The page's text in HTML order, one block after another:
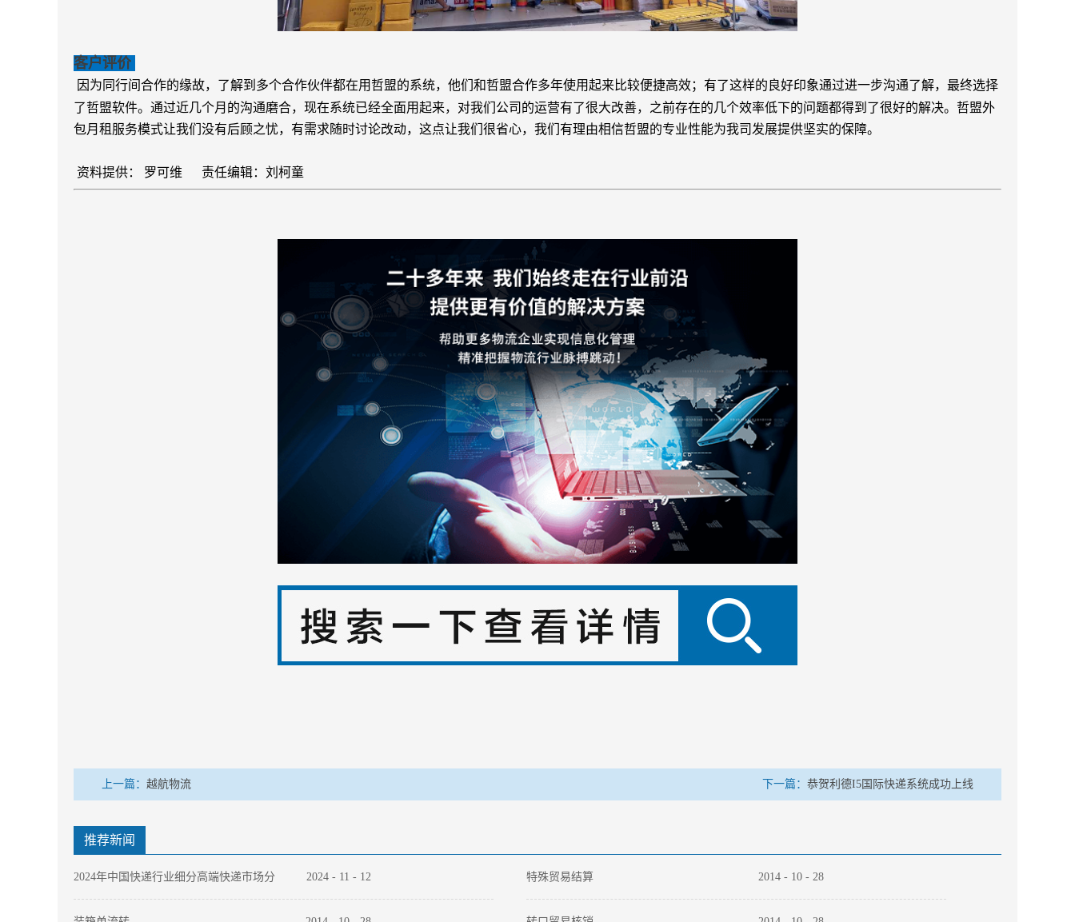
客户评价
因为同行间合作的缘故，了解到多个合作伙伴都在用哲盟的系统，他们和哲盟合作多年使用起来比较便捷高效；有了这样的良好印象通过进一步沟通了解，最终选择
了哲盟软件。通过近几个月的沟通磨合，现在系统已经全面用起来，对我们公司的运营有了很大改善，之前存在的几个效率低下的问题都得到了很好的解决。哲盟外
包月租服务模式让我们没有后顾之忧，有需求随时讨论改动，这点让我们很省心，我们有理由相信哲盟的专业性能为我司发展提供坚实的保障。
资料提供： 罗可维 责任编辑：刘柯童
上一篇： 越航物流 下一篇： 恭贺利德I5国际快递系统成功上线
推荐新闻
2024年中国快递行业细分高端快递市场分 2024 - 11 - 12 特殊贸易结算 2014 - 10 - 28